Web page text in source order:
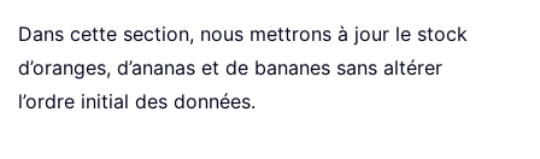
Dans cette section, nous mettrons à jour le stock
d’oranges, d’ananas et de bananes sans altérer
l’ordre initial des données.